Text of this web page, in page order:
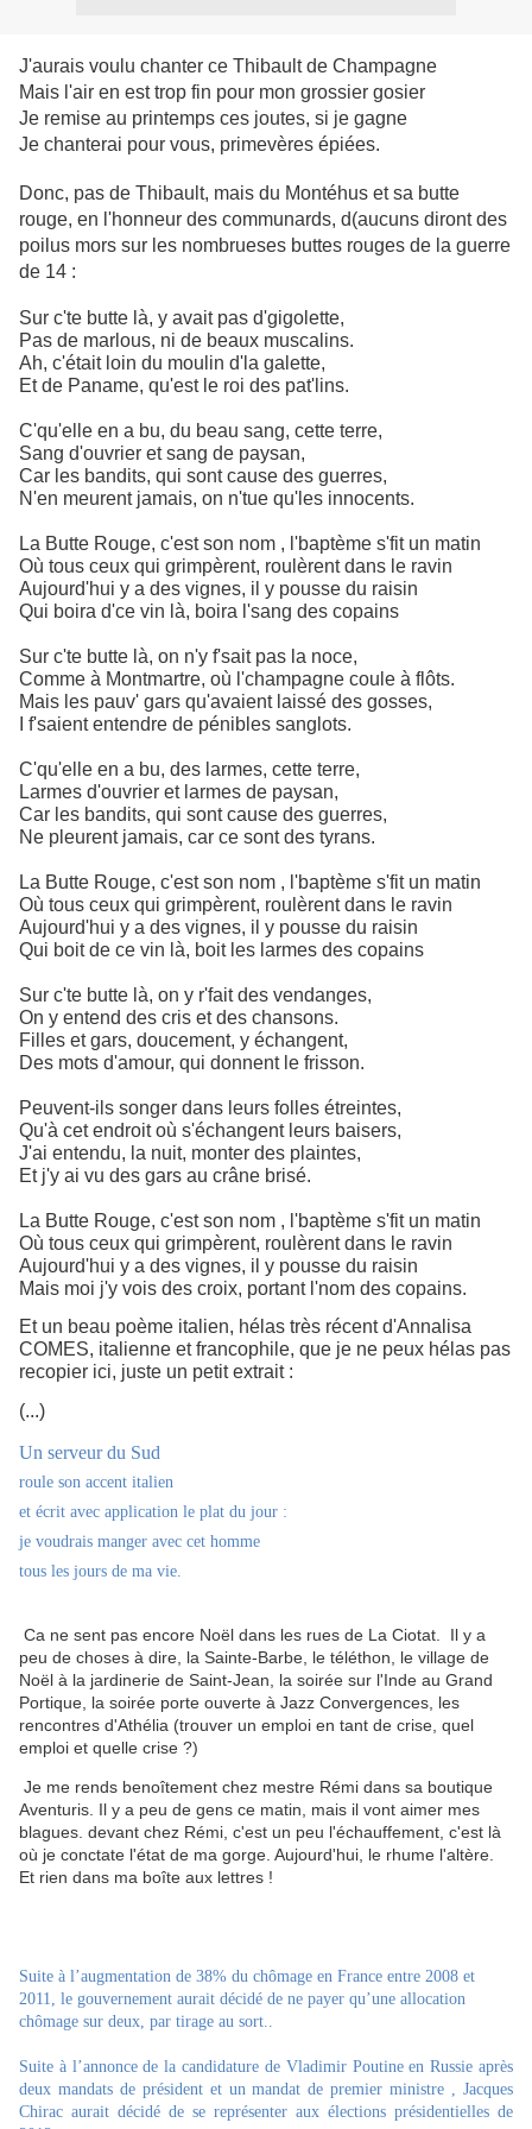
J'aurais voulu chanter ce Thibault de Champagne
Mais l'air en est trop fin pour mon grossier gosier
Je remise au printemps ces joutes, si je gagne
Je chanterai pour vous, primevères épiées.
Donc, pas de Thibault, mais du Montéhus et sa butte
rouge, en l'honneur des communards, d(aucuns diront des
poilus mors sur les nombrueses buttes rouges de la guerre
de 14 :
Sur c'te butte là, y avait pas d'gigolette,
Pas de marlous, ni de beaux muscalins.
Ah, c'était loin du moulin d'la galette,
Et de Paname, qu'est le roi des pat'lins.
C'qu'elle en a bu, du beau sang, cette terre,
Sang d'ouvrier et sang de paysan,
Car les bandits, qui sont cause des guerres,
N'en meurent jamais, on n'tue qu'les innocents.
La Butte Rouge, c'est son nom , l'baptème s'fit un matin
Où tous ceux qui grimpèrent, roulèrent dans le ravin
Aujourd'hui y a des vignes, il y pousse du raisin
Qui boira d'ce vin là, boira l'sang des copains
Sur c'te butte là, on n'y f'sait pas la noce,
Comme à Montmartre, où l'champagne coule à flôts.
Mais les pauv' gars qu'avaient laissé des gosses,
I f'saient entendre de pénibles sanglots.
C'qu'elle en a bu, des larmes, cette terre,
Larmes d'ouvrier et larmes de paysan,
Car les bandits, qui sont cause des guerres,
Ne pleurent jamais, car ce sont des tyrans.
La Butte Rouge, c'est son nom , l'baptème s'fit un matin
Où tous ceux qui grimpèrent, roulèrent dans le ravin
Aujourd'hui y a des vignes, il y pousse du raisin
Qui boit de ce vin là, boit les larmes des copains
Sur c'te butte là, on y r'fait des vendanges,
On y entend des cris et des chansons.
Filles et gars, doucement, y échangent,
Des mots d'amour, qui donnent le frisson.
Peuvent-ils songer dans leurs folles étreintes,
Qu'à cet endroit où s'échangent leurs baisers,
J'ai entendu, la nuit, monter des plaintes,
Et j'y ai vu des gars au crâne brisé.
La Butte Rouge, c'est son nom , l'baptème s'fit un matin
Où tous ceux qui grimpèrent, roulèrent dans le ravin
Aujourd'hui y a des vignes, il y pousse du raisin
Mais moi j'y vois des croix, portant l'nom des copains.
Et un beau poème italien, hélas très récent d'Annalisa
COMES, italienne et francophile, que je ne peux hélas pas
recopier ici, juste un petit extrait :
(...)
Un serveur du Sud
roule son accent italien
et écrit avec application le plat du jour :
je voudrais manger avec cet homme
tous les jours de ma vie.
Ca ne sent pas encore Noël dans les rues de La Ciotat. Il y a
peu de choses à dire, la Sainte-Barbe, le téléthon, le village de
Noël à la jardinerie de Saint-Jean, la soirée sur l'Inde au Grand
Portique, la soirée porte ouverte à Jazz Convergences, les
rencontres d'Athélia (trouver un emploi en tant de crise, quel
emploi et quelle crise ?)
Je me rends benoîtement chez mestre Rémi dans sa boutique
Aventuris. Il y a peu de gens ce matin, mais il vont aimer mes
blagues. devant chez Rémi, c'est un peu l'échauffement, c'est là
où je conctate l'état de ma gorge. Aujourd'hui, le rhume l'altère.
Et rien dans ma boîte aux lettres !
Suite à l’augmentation de 38% du chômage en France entre 2008 et
2011, le gouvernement aurait décidé de ne payer qu’une allocation
chômage sur deux, par tirage au sort..
Suite à l’annonce de la candidature de Vladimir Poutine en Russie après
deux mandats de président et un mandat de premier ministre , Jacques
Chirac aurait décidé de se représenter aux élections présidentielles de